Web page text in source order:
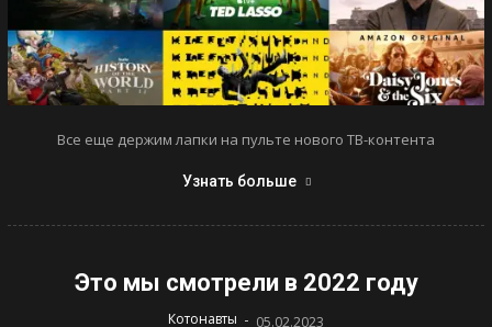
Все еще держим лапки на пульте нового ТВ-контента
Узнать больше
Это мы смотрели в 2022 году
Котонавты - 05.02.2023